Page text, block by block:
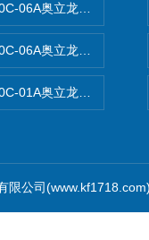
06A奥立龙实验室台式
06A奥立龙实验室便携
01A奥立龙实验室便携
限公司